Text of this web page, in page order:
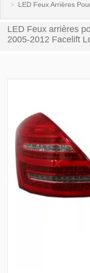
LED Feux Arrières
LED Feux arrières
2005-2012 Facelift